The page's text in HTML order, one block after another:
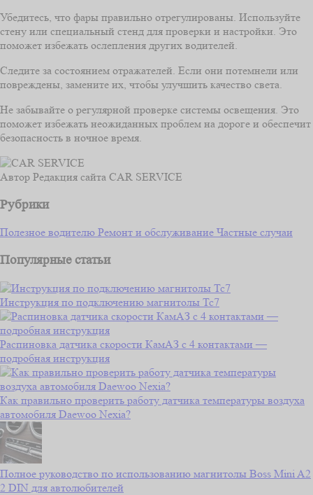
Убедитесь, что фары правильно отрегулированы. Используйте
стену или специальный стенд для проверки и настройки. Это
поможет избежать ослепления других водителей.
Следите за состоянием отражателей. Если они потемнели или
повреждены, замените их, чтобы улучшить качество света.
Не забывайте о регулярной проверке системы освещения. Это
поможет избежать неожиданных проблем на дороге и обеспечит
безопасность в ночное время.
Автор Редакция сайта CAR SERVICE
Рубрики
Полезное водителю Ремонт и обслуживание Частные случаи
Популярные статьи
Инструкция по подключению магнитолы Тс7
Распиновка датчика скорости КамАЗ с 4 контактами —
подробная инструкция
Как правильно проверить работу датчика температуры воздуха
автомобиля Daewoo Nexia?
Полное руководство по использованию магнитолы Boss Mini A2
2 DIN для автолюбителей